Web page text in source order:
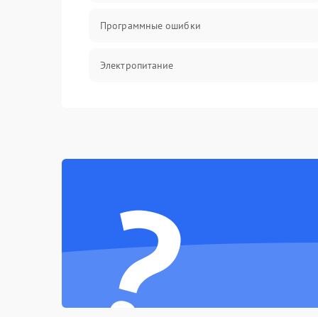
Программные ошибки
Электропитание
Температурные проблемы
Сбои коммуникаций и интерфейсов
Программные сбои
?